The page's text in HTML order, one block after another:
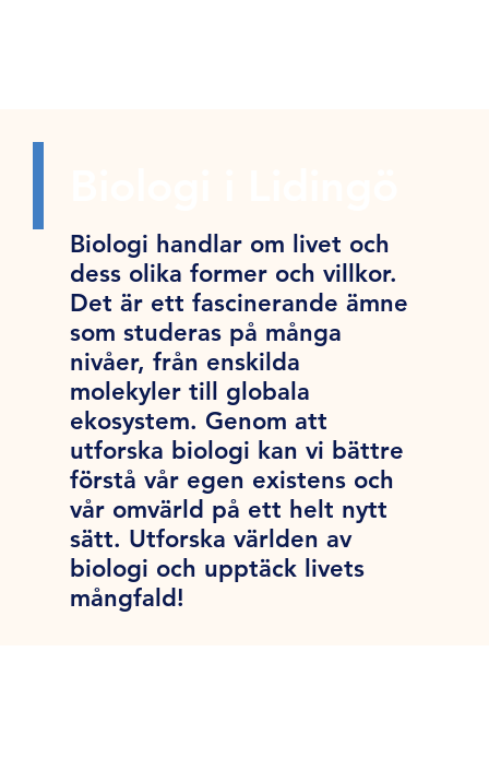
Biologi handlar om livet och
dess olika former och villkor.
Det är ett fascinerande ämne
som studeras på många
nivåer, från enskilda
molekyler till globala
ekosystem. Genom att
utforska biologi kan vi bättre
förstå vår egen existens och
vår omvärld på ett helt nytt
sätt. Utforska världen av
biologi och upptäck livets
mångfald!